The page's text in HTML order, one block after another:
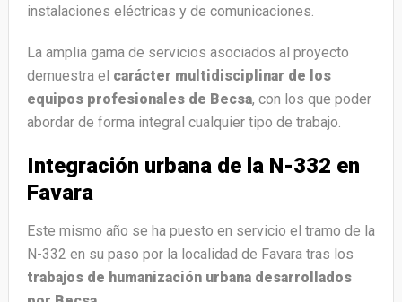
instalaciones eléctricas y de comunicaciones.
La amplia gama de servicios asociados al proyecto
demuestra el carácter multidisciplinar de los
equipos profesionales de Becsa, con los que poder
abordar de forma integral cualquier tipo de trabajo.
Integración urbana de la N-332 en
Favara
Este mismo año se ha puesto en servicio el tramo de la
N-332 en su paso por la localidad de Favara tras los
trabajos de humanización urbana desarrollados